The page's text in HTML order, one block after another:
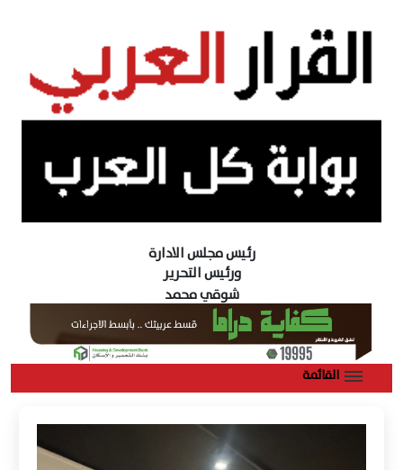
رئيس مجلس الادارة
ورئيس التحرير
شوقي محمد
القائمة